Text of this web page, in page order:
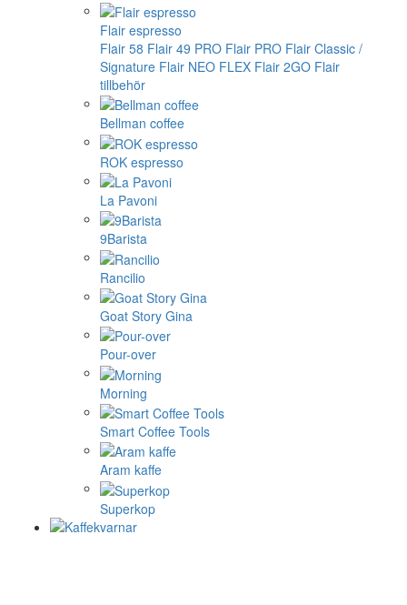
Flair espresso
Flair 58 Flair 49 PRO Flair PRO Flair Classic /
Signature Flair NEO FLEX Flair 2GO Flair
tillbehör
Bellman coffee
ROK espresso
La Pavoni
9Barista
Rancilio
Goat Story Gina
Pour-over
Morning
Smart Coffee Tools
Aram kaffe
Superkop